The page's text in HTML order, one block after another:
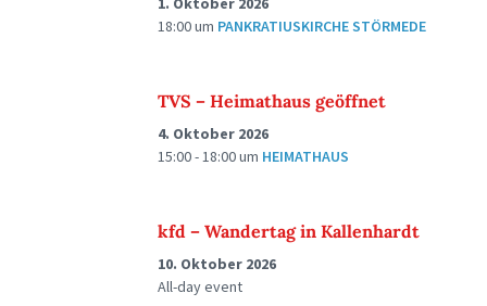
18:00um PANKRATIUSKIRCHE STÖRMEDE
TVS – Heimathaus geöffnet
4. Oktober 2026
15:00 - 18:00um HEIMATHAUS
kfd – Wandertag in Kallenhardt
10. Oktober 2026
All-day event